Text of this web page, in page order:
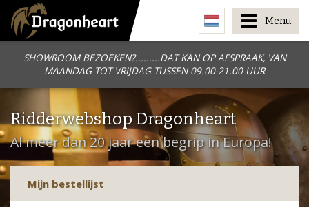
SHOWROOM BEZOEKEN?.........DAT KAN OP AFSPRAAK, VAN
MAANDAG TOT VRIJDAG TUSSEN 09.00-21.00 UUR
Menu
Ridderwebshop Dragonheart
Al meer dan 20 jaar een begrip in Europa!
Mijn bestellijst